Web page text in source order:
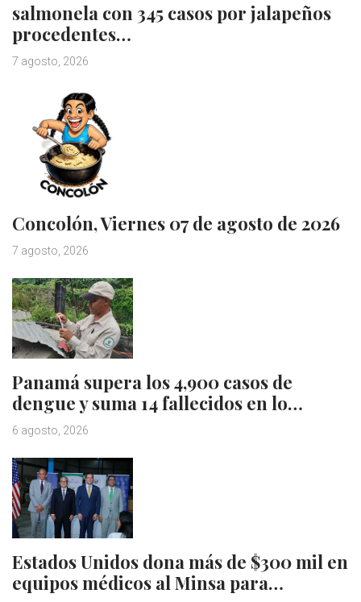
salmonela con 345 casos por jalapeños
procedentes…
7 agosto, 2026
Concolón, Viernes 07 de agosto de 2026
7 agosto, 2026
Panamá supera los 4,900 casos de
dengue y suma 14 fallecidos en lo…
6 agosto, 2026
Estados Unidos dona más de $300 mil en
equipos médicos al Minsa para…